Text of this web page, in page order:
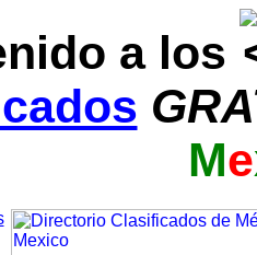
a los
Me